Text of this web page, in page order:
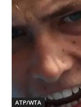
ATP/WTA